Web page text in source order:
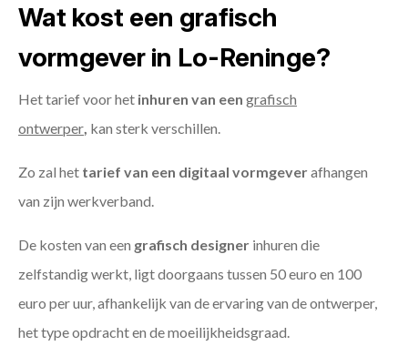
Wat kost een grafisch
vormgever in Lo-Reninge?
Het tarief voor het inhuren van een grafisch
ontwerper kan sterk verschillen.
Zo zal het tarief van een digitaal vormgeverafhangen
van zijn werkverband.
De kosten van een grafisch designer inhuren die
zelfstandig werkt, ligt doorgaans tussen 50 euro en 100
euro per uur, afhankelijk van de ervaring van de ontwerper,
het type opdracht en de moeilijkheidsgraad.